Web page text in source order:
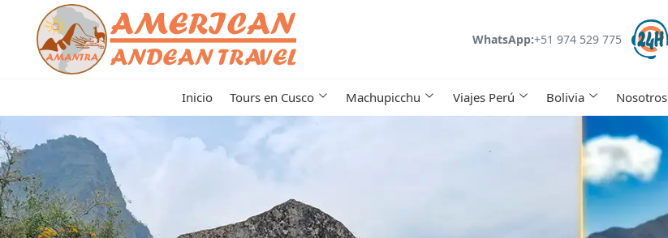
WhatsApp:+51 974 529 775
Inicio Tours en Cusco Machupicchu Viajes Perú Bolivia Nosotros